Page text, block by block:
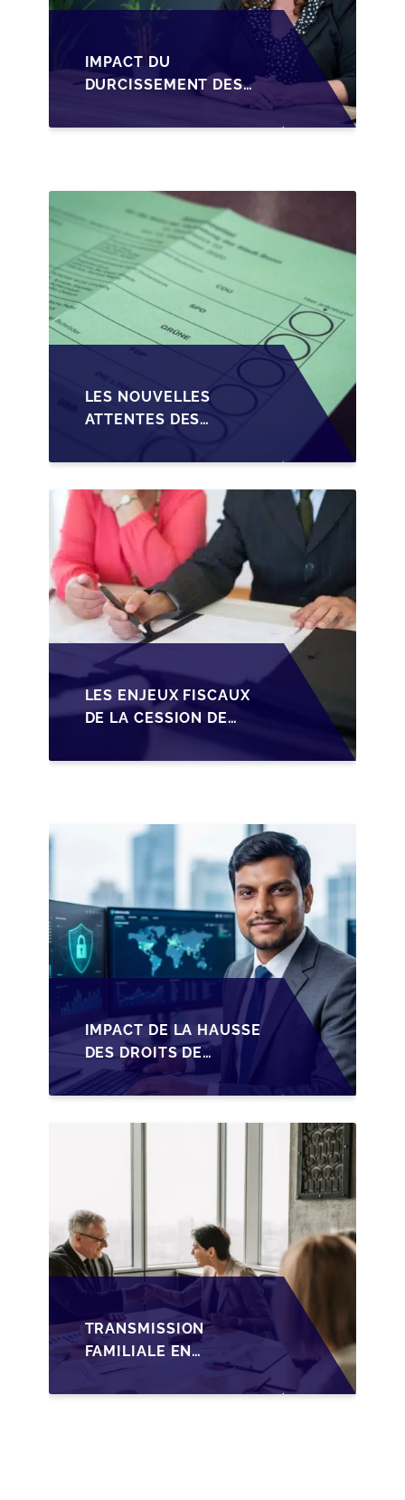
IMPACT DU
DURCISSEMENT DES
CRÉDIT SUR LA
LES NOUVELLES
ATTENTES DES
TRANSMISSION DES
PME BELGES
LES ENJEUX FISCAUX
DE LA CESSION DE
LES DIRIGEANTS DE
IMPACT DE LA HAUSSE
DES DROITS DE
SUCCESSION EN
WALLONIE SUR LA
TRANSMISSION
TRANSMISSION
FAMILIALE EN
WALLONIE :
NOUVELLES